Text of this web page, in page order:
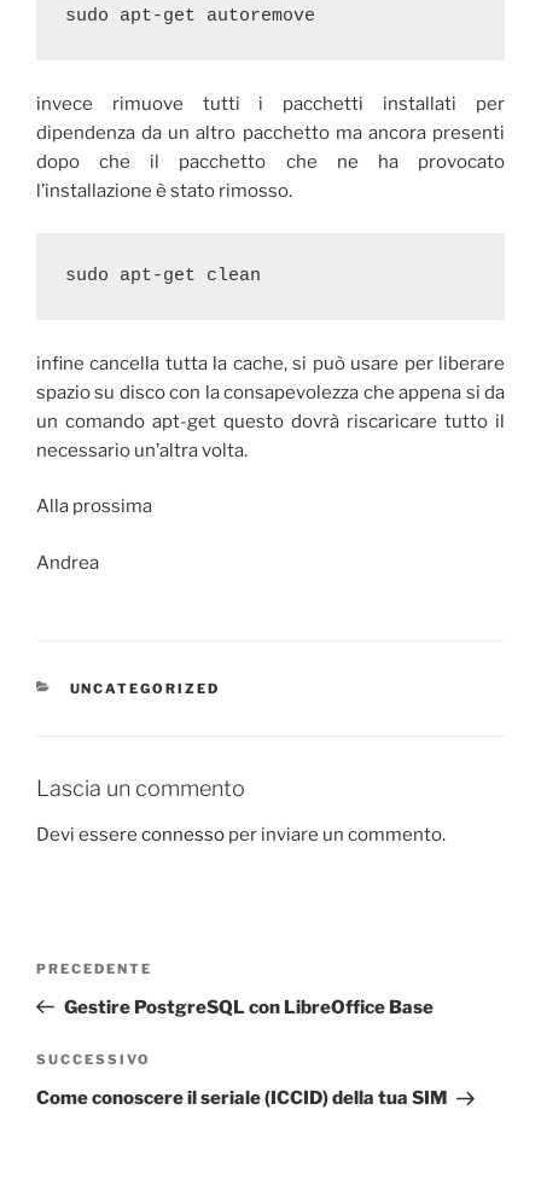
sudo apt-get autoremove
invece rimuove tutti i pacchetti installati per
dipendenza da un altro pacchetto ma ancora presenti
dopo che il pacchetto che ne ha provocato
l’installazione è stato rimosso.
sudo apt-get clean
infine cancella tutta la cache, si può usare per liberare
spazio su disco con la consapevolezza che appena si da
un comando apt-get questo dovrà riscaricare tutto il
necessario un’altra volta.
Alla prossima
Andrea
CATEGORIE
UNCATEGORIZED
Lascia un commento
Devi essere connesso per inviare un commento.
Articolo
precedente:
PRECEDENTE
Gestire PostgreSQL con LibreOffice Base
Articolo
successivo
SUCCESSIVO
Come conoscere il seriale (ICCID) della tua SIM